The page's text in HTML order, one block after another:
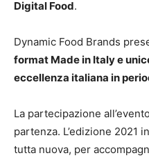
Digital Food.
Dynamic Food Brands
format Made in Italy e
eccellenza italiana in
La partecipazione
partenza. L’edizione 2021
tutta nuova, per